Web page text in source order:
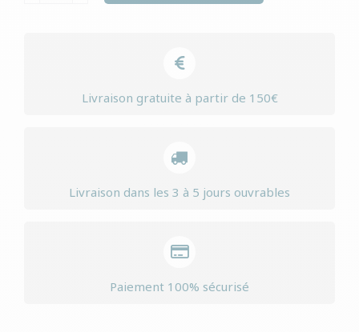
Livraison gratuite à partir de 150€
Livraison dans les 3 à 5 jours ouvrables
Paiement 100% sécurisé